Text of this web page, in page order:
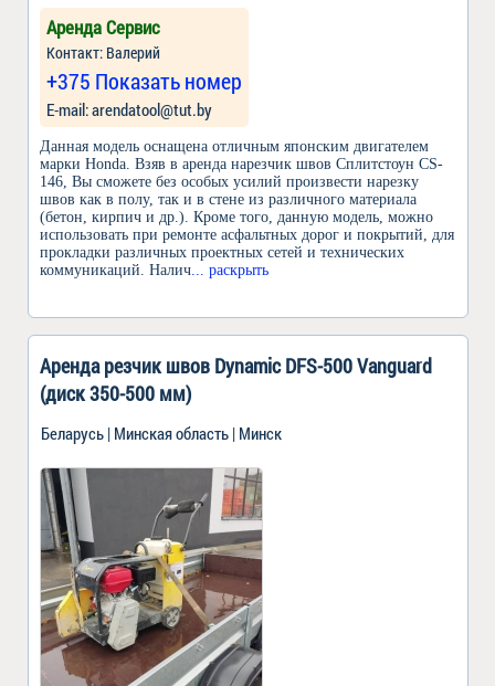
Аренда Сервис
Контакт: Валерий
+375 Показать номер
Е-mail: arendatool@tut.by
Данная модель оснащена отличным японским двигателем
марки Honda. Взяв в аренда нарезчик швов Сплитстоун CS-
146, Вы сможете без особых усилий произвести нарезку
швов как в полу, так и в стене из различного материала
(бетон, кирпич и др.). Кроме того, данную модель, можно
использовать при ремонте асфальтных дорог и покрытий, для
прокладки различных проектных сетей и технических
коммуникаций. Налич ... раскрыть
Аренда резчик швов Dynamic DFS-500 Vanguard
(диск 350-500 мм)
Беларусь | Минская область | Минск